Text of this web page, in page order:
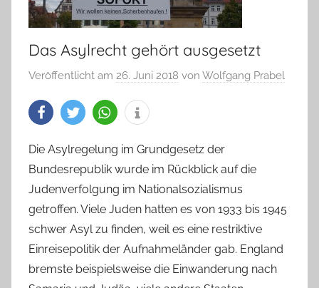
Das Asylrecht gehört ausgesetzt
Veröffentlicht am 26. Juni 2018 von Wolfgang Prabel
Die Asylregelung im Grundgesetz der
Bundesrepublik wurde im Rückblick auf die
Judenverfolgung im Nationalsozialismus
getroffen. Viele Juden hatten es von 1933 bis 1945
schwer Asyl zu finden, weil es eine restriktive
Einreisepolitik der Aufnahmeländer gab. England
bremste beispielsweise die Einwanderung nach